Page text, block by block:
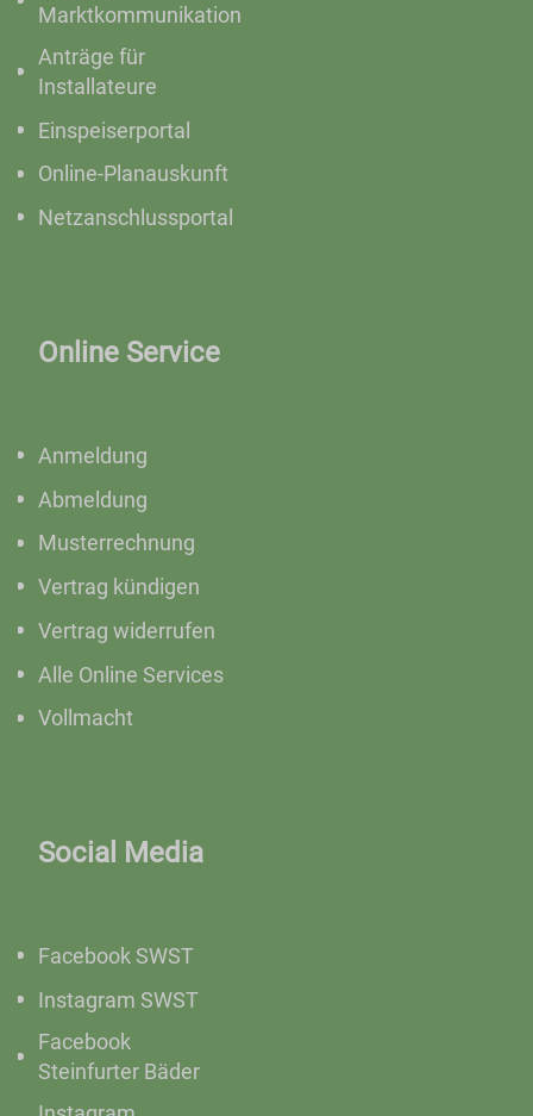
Marktkommunikation
Anträge für
Installateure
Einspeiserportal
Online-Planauskunft
Netzanschlussportal
Online Service
Anmeldung
Abmeldung
Musterrechnung
Vertrag kündigen
Vertrag widerrufen
Alle Online Services
Vollmacht
Social Media
Facebook SWST
Instagram SWST
Facebook
Steinfurter Bäder